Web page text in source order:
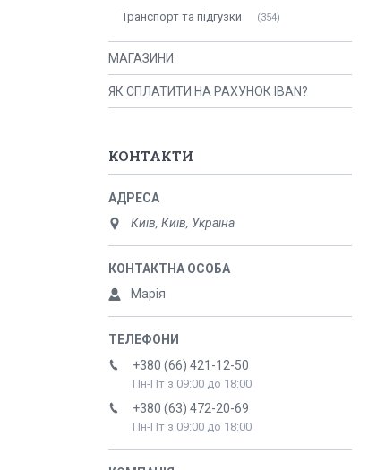
Транспорт та підгузки 354
МАГАЗИНИ
ЯК СПЛАТИТИ НА РАХУНОК IBAN?
КОНТАКТИ
Київ, Київ, Україна
Марія
+380 (66) 421-12-50
Пн-Пт з 09:00 до 18:00
+380 (63) 472-20-69
Пн-Пт з 09:00 до 18:00